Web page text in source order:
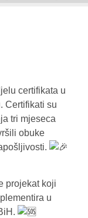
certifikata u
Certifikati su
tri mjeseca
obuke
projekat koji
u